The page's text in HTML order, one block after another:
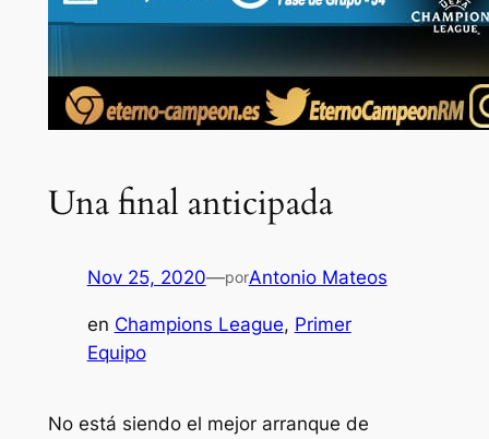
Una final anticipada
Nov 25, 2020—porAntonio Mateos
en Champions League, Primer
Equipo
No está siendo el mejor arranque de